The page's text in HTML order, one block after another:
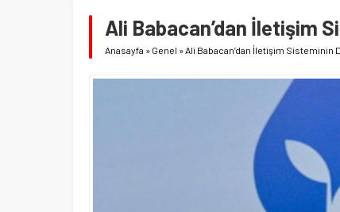
Ali Babacan’dan İletişim
Anasayfa » Genel »Ali Babacan’dan İletişim Sisteminin